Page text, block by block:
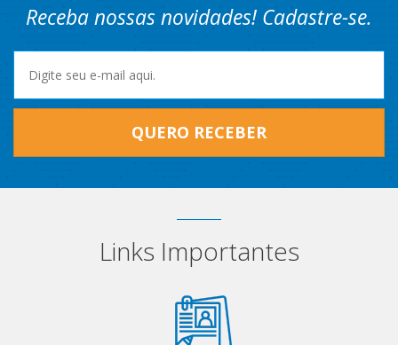
Receba nossas novidades! Cadastre-se.
QUERO RECEBER
Links Importantes